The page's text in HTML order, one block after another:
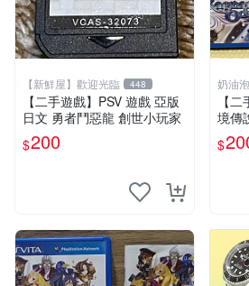
【新鮮屋】歡迎光臨 448
【二手遊戲】￼PSV 遊戲 亞版
日文 勇者鬥惡龍 創世小玩家
$200
奶油
【
境傳
オ
ssey
$